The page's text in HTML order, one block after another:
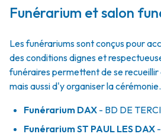
Funérarium et salon
Les funérariums sont conçus pour
des conditions dignes et
funéraires permettent de se recueillir
mais aussi d'y organiser la cérémonie.
Funérarium DAX - BD DE
FunérariumST PAUL LES DAX